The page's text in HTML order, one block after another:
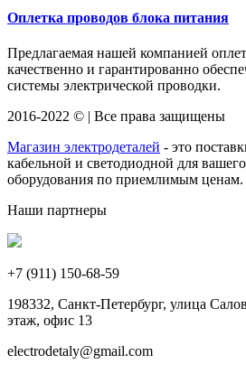
Оплетка проводов блока питания
Предлагаемая нашей компанией
качественно и гарантированно
системы электрической проводки.
2016-2022 © | Все права защищены
Магазин электродеталей - это
кабельной и светодиодной для
оборудования по приемлимым ценам.
Наши партнеры
+7 (911) 150-68-59
198332, Санкт-Петербург, улица
этаж, офис 13
electrodetaly@gmail.com